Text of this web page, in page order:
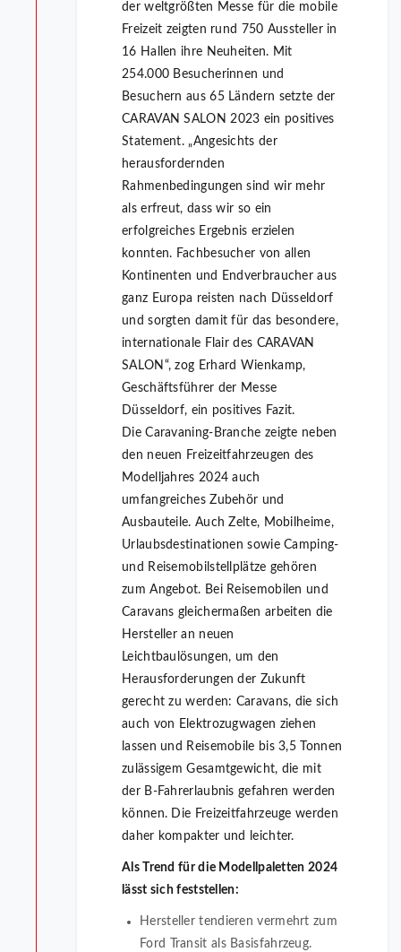
der weltgrößten Messe für die mobile
Freizeit zeigten rund 750 Aussteller in
16 Hallen ihre Neuheiten. Mit
254.000 Besucherinnen und
Besuchern aus 65 Ländern setzte der
CARAVAN SALON 2023 ein positives
Statement. „Angesichts der
herausfordernden
Rahmenbedingungen sind wir mehr
als erfreut, dass wir so ein
erfolgreiches Ergebnis erzielen
konnten. Fachbesucher von allen
Kontinenten und Endverbraucher aus
ganz Europa reisten nach Düsseldorf
und sorgten damit für das besondere,
internationale Flair des CARAVAN
SALON“, zog Erhard Wienkamp,
Geschäftsführer der Messe
Düsseldorf, ein positives Fazit.
Die Caravaning-Branche zeigte neben
den neuen Freizeitfahrzeugen des
Modelljahres 2024 auch
umfangreiches Zubehör und
Ausbauteile. Auch Zelte, Mobilheime,
Urlaubsdestinationen sowie Camping-
und Reisemobilstellplätze gehören
zum Angebot. Bei Reisemobilen und
Caravans gleichermaßen arbeiten die
Hersteller an neuen
Leichtbaulösungen, um den
Herausforderungen der Zukunft
gerecht zu werden: Caravans, die sich
auch von Elektrozugwagen ziehen
lassen und Reisemobile bis 3,5 Tonnen
zulässigem Gesamtgewicht, die mit
der B-Fahrerlaubnis gefahren werden
können. Die Freizeitfahrzeuge werden
daher kompakter und leichter.
Als Trend für die Modellpaletten 2024
lässt sich feststellen:
Hersteller tendieren vermehrt zum
Ford Transit als Basisfahrzeug.